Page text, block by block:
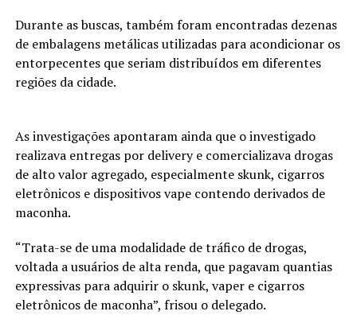
Durante as buscas, também foram encontradas dezenas
de embalagens metálicas utilizadas para acondicionar os
entorpecentes que seriam distribuídos em diferentes
regiões da cidade.
As investigações apontaram ainda que o investigado
realizava entregas por delivery e comercializava drogas
de alto valor agregado, especialmente skunk, cigarros
eletrônicos e dispositivos vape contendo derivados de
maconha.
“Trata-se de uma modalidade de tráfico de drogas,
voltada a usuários de alta renda, que pagavam quantias
expressivas para adquirir o skunk, vaper e cigarros
eletrônicos de maconha”, frisou o delegado.